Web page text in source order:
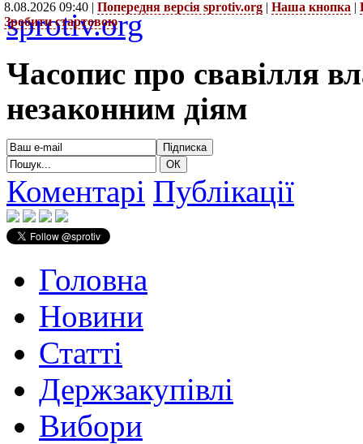
8.08.2026 09:40 | Попередня версія sprotiv.org | Наша кнопка |
Зробити стартовою
sprotiv.org
Часопис про свавілля
незаконним діям
Коментарі Публікації
Головна
Новини
Статті
Держзакупівлі
Вибори